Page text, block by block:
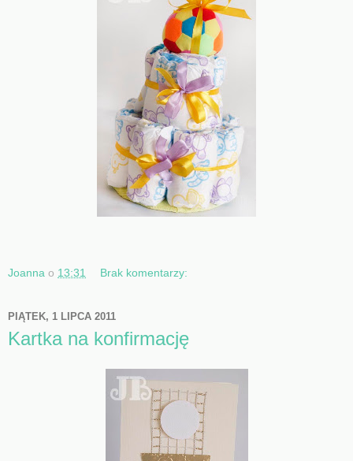
Joanna o 13:31 Brak komentarzy:
PIĄTEK, 1 LIPCA 2011
Kartka na konfirmację